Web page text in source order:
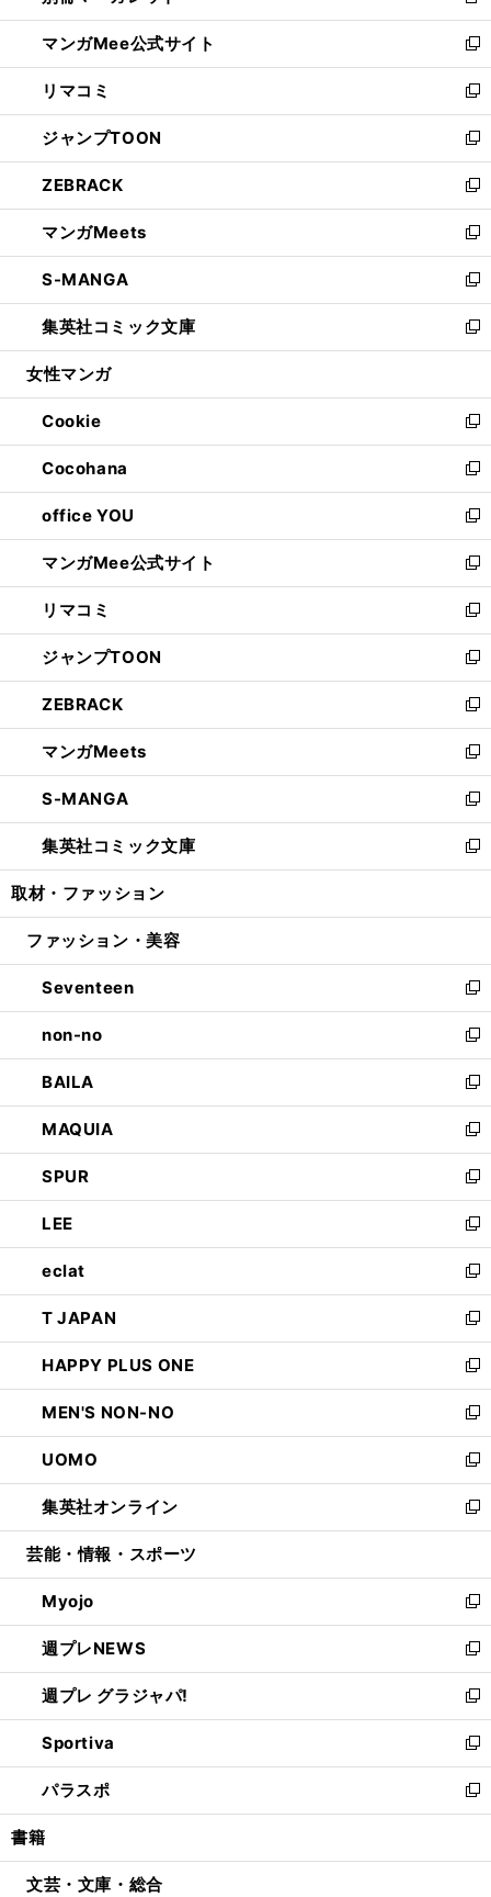
開
く
ン
ド
ウ
で
開
く
ウ
ィ
ン
ド
ウ
で
開
く
し
い
ウ
ィ
ン
ド
ウ
で
開
く
マンガMee公式サイト
新
し
い
ウ
ィ
ン
ド
ウ
で
開
く
リマコミ
新
し
い
ウ
ィ
ン
ド
ウ
で
開
く
ジャンプTOON
新
し
い
ウ
ィ
ン
ド
ウ
で
開
ZEBRACK
新
し
い
ウ
ィ
ン
ド
ウ
開
く
マンガMeets
新
し
い
ウ
ィ
ン
ウ
で
開
く
S-MANGA
新
し
い
ウ
ン
ド
ウ
で
開
く
集英社コミック文庫
新
し
ウ
ィ
ン
ド
ウ
で
開
く
女性マンガ
Cookie
新
し
い
ウ
ィ
ン
ド
ウ
で
開
く
Cocohana
新
し
い
ウ
ィ
ン
ド
ウ
で
開
く
office YOU
新
し
い
ウ
ィ
ン
ド
ウ
で
開
く
マンガMee公式サイト
新
し
い
ウ
ィ
ン
ド
ウ
で
開
く
リマコミ
新
し
い
ウ
ィ
ン
ド
ウ
で
開
く
ジャンプTOON
新
し
い
ウ
ィ
ン
ド
ウ
で
開
ZEBRACK
新
し
い
ウ
ィ
ン
ド
ウ
開
マンガMeets
新
し
い
ウ
ィ
ン
ウ
開
く
S-MANGA
新
し
い
ウ
ン
ウ
で
開
く
集英社コミック文庫
新
し
ウ
ン
ド
ウ
で
開
く
取材・ファッション
ファッション・美容
Seventeen
新
し
い
ウ
ィ
ン
ド
ウ
で
開
く
non-no
新
し
い
ウ
ィ
ン
ド
ウ
で
開
く
BAILA
新
し
い
ウ
ィ
ン
ド
ウ
で
開
く
MAQUIA
新
し
い
ウ
ィ
ン
ド
ウ
で
開
く
SPUR
新
し
い
ウ
ィ
ン
ド
ウ
で
開
く
LEE
新
し
い
ウ
ィ
ン
ド
ウ
で
開
く
eclat
新
し
い
ウ
ィ
ン
ド
ウ
で
開
く
T JAPAN
新
し
い
ウ
ィ
ン
ド
ウ
で
開
HAPPY PLUS ONE
新
し
い
ウ
ィ
ン
ド
ウ
開
く
MEN'S NON-NO
新
し
い
ウ
ィ
ン
ウ
で
開
く
UOMO
新
し
い
ウ
ン
ド
ウ
で
開
く
集英社オンライン
新
し
ウ
ィ
ン
ド
ウ
で
開
く
芸能・情報・スポーツ
Myojo
新
し
い
ウ
ィ
ン
ド
ウ
で
開
週プレNEWS
新
し
い
ウ
ィ
ン
ド
ウ
開
週プレ グラジャパ!
新
し
い
ウ
ィ
ン
ウ
Sportiva
新
し
い
ウ
ン
パラスポ
新
し
ウ
書籍
文芸・文庫・総合